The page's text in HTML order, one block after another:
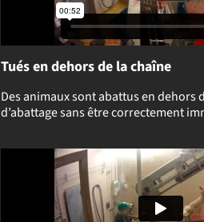
Tués en dehors de la chaîne
Des animaux sont abattus en dehors
d’abattage sans être correctement